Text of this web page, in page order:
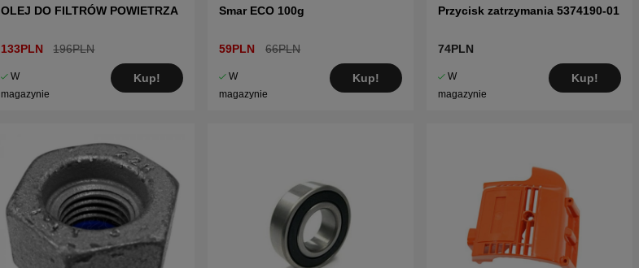
OLEJ DO FILTRÓW POWIETRZA
133PLN 196PLN
W
magazynie
Kup!
Smar ECO 100g
59PLN 66PLN
W
magazynie
Kup!
Przycisk zatrzymania 5374190-01
74PLN
W
magazynie
Kup!